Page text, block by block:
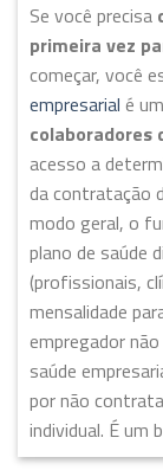
Se você precisa
primeira vez
começar, você
empresarial é um
colaboradores
acesso a
da contratação
modo geral, o
plano de saúde
(profissionais,
mensalidade
empregador
saúde
por não
individual. É um